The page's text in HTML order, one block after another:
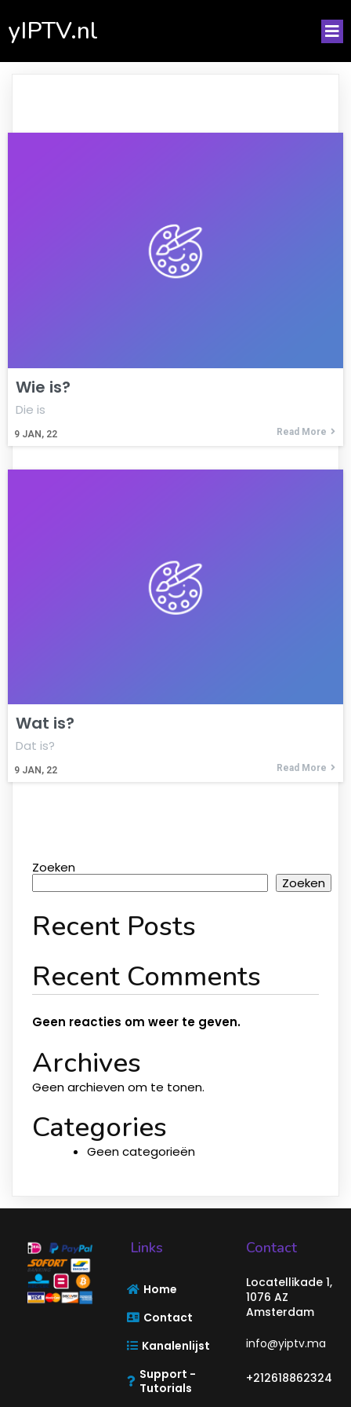
yIPTV.nl
Wie is?
9 JAN, 22
Die is
Read More
Wat is?
9 JAN, 22
Dat is?
Read More
Zoeken
Zoeken
Recent Posts
Recent Comments
Geen reacties om weer te geven.
Archives
Geen archieven om te tonen.
Categories
Geen categorieën
Links
Home
Contact
Kanalenlijst
Support -
Tutorials
Contact
Locatellikade 1,
1076 AZ
Amsterdam
info@yiptv.ma
+212618862324